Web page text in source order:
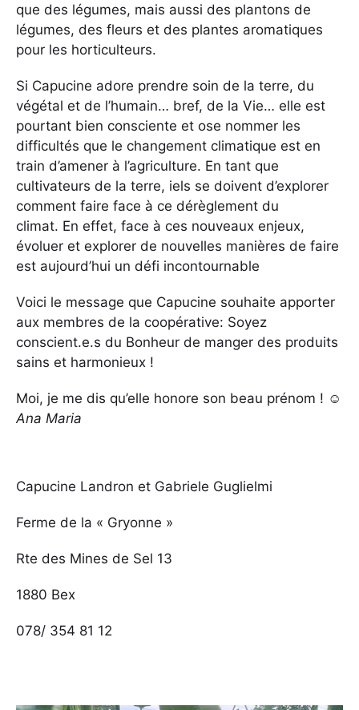
que des légumes, mais aussi des plantons de
légumes, des fleurs et des plantes aromatiques
pour les horticulteurs.
Si Capucine adore prendre soin de la terre, du
végétal et de l’humain… bref, de la Vie… elle est
pourtant bien consciente et ose nommer les
difficultés que le changement climatique est en
train d’amener à l’agriculture. En tant que
cultivateurs de la terre, iels se doivent d’explorer
comment faire face à ce dérèglement du
climat. En effet, face à ces nouveaux enjeux,
évoluer et explorer de nouvelles manières de faire
est aujourd’hui un défi incontournable
Voici le message que Capucine souhaite apporter
aux membres de la coopérative: Soyez
conscient.e.s du Bonheur de manger des produits
sains et harmonieux !
Moi, je me dis qu’elle honore son beau prénom ! ☺
Ana Maria
Capucine Landron et Gabriele Guglielmi
Ferme de la « Gryonne »
Rte des Mines de Sel 13
1880 Bex
078/ 354 81 12